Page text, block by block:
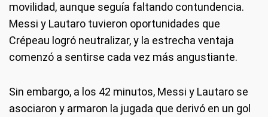
movilidad, aunque seguía faltando contundencia.
Messi y Lautaro tuvieron oportunidades que
Crépeau logró neutralizar, y la estrecha ventaja
comenzó a sentirse cada vez más angustiante.
Sin embargo, a los 42 minutos, Messi y Lautaro se
asociaron y armaron la jugada que derivó en un gol